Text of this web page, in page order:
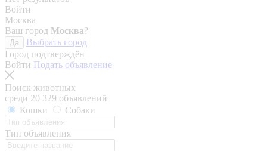
Войти
Москва
Ваш город Москва?
Да
Выбрать город
Город подтверждён
Войти Подать объявление
Поиск животных
среди 20 329 объявлений
Кошки
Собаки
Тип объявления